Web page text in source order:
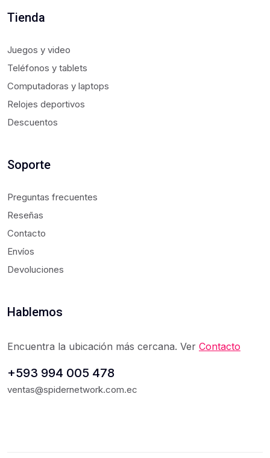
Tienda
Juegos y video
Teléfonos y tablets
Computadoras y laptops
Relojes deportivos
Descuentos
Soporte
Preguntas frecuentes
Reseñas
Contacto
Envíos
Devoluciones
Hablemos
Encuentra la ubicación más cercana. Ver Contacto
+593 994 005 478
ventas@spidernetwork.com.ec